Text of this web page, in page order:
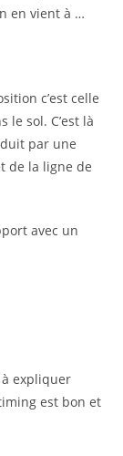
en vient à …
c’est celle
le sol. C’est là
par une
de la ligne de
avec un
expliquer
est bon et